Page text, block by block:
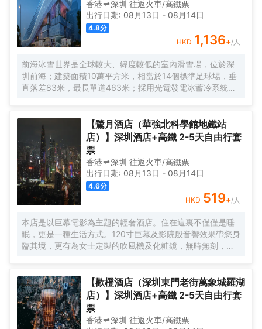
香港 深圳 往返火車/高鐵票
出行日期: 08月13日 - 08月14日
4.8分
HKD 1,136+/人
前海冰雪世界是全球較大、緯度較低的室內滑雪場，位於深
圳前海；建築面積10萬平方米，相當於14個標準足球場，垂
直落差83米，最長單道463米‌；採用光電發電冰蓄冷系統，
【鷺月酒店（華強北科學館地鐵站
店）】深圳酒店+高鐵 2-5天自由行套
票
香港 深圳 往返火車/高鐵票
出行日期: 08月13日 - 08月14日
4.6分
HKD 519+/人
本店是以巨幕電影為主題的輕奢酒店。住在這裏不僅僅是睡
眠，更是一種生活方式。120寸巨幕及影院般音響效果帶您身
臨其境，更有為女士定製的吹風機及化粧鏡，無時無刻，呈
【歡橙酒店（深圳東門老街萬象城羅湖
店）】深圳酒店+高鐵 2-5天自由行套
票
香港 深圳 往返火車/高鐵票